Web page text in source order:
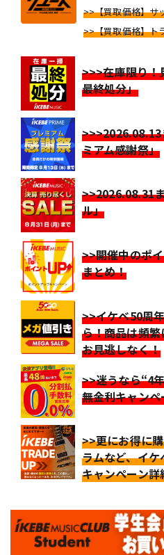
>>【買取価格】サ
>>【買取価格】ト
>>>在庫限り！
最終処分」
ミアム感謝祭」
>>2026.08.31
ル」
>>開催中のポ
まとめ！
>>イケベ50周
ら！商品は頻
お見逃しなく！
>>迷うなら“4
無金利キャンペ
>>更にお得に
ラムなど、イ
キャンペーン